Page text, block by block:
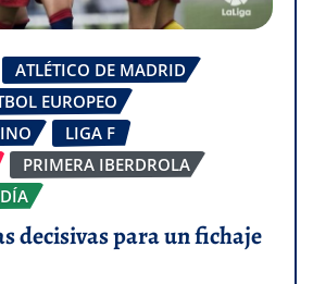
ATLÉTICO DE MADRID
EUROPEO
LIGA F
PRIMERA IBERDROLA
decisivas para un fichaje